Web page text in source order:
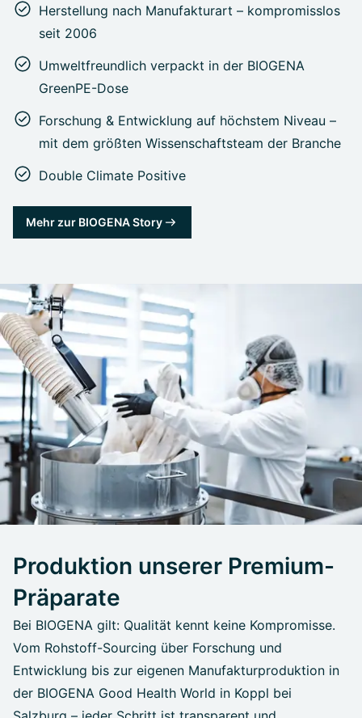
Herstellung nach Manufakturart – kompromisslos
seit 2006
Umweltfreundlich verpackt in der BIOGENA
GreenPE-Dose
Forschung & Entwicklung auf höchstem Niveau –
mit dem größten Wissenschaftsteam der Branche
Double Climate Positive
Mehr zur BIOGENA Story
Produktion unserer Premium-
Präparate
Bei BIOGENA gilt: Qualität kennt keine Kompromisse.
Vom Rohstoff-Sourcing über Forschung und
Entwicklung bis zur eigenen Manufakturproduktion in
der BIOGENA Good Health World in Koppl bei